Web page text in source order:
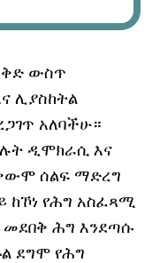
ውስጥ
ሊያስከትል
አለባችሁ።
ዲሞክራሲ እና
ሰልፍ ማድረግ
ከኾነ የሕግ አስፈጻሚ
ሕግ እንደጣሱ
ደግሞ የሕግ